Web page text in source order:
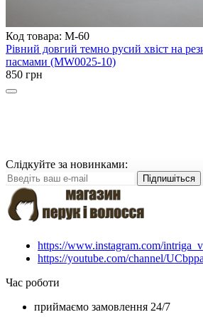
Код товара: M-60
Рівний довгий темно русий хвіст на
пасмами (MW0025-10)
850 грн
Слідкуйте за новинками:
Підпишіться
https://www.instagram.com/
https://youtube.com/channel/
Час роботи
приймаємо замовлення 24/7